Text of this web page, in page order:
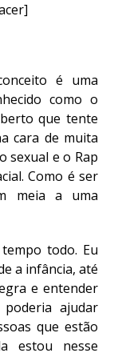
é uma
como o
que tente
cara de muita
sexual e o Rap
Como é ser
meia a uma
todo. Eu
a infância, até
e entender
ajudar
que estão
estou nesse